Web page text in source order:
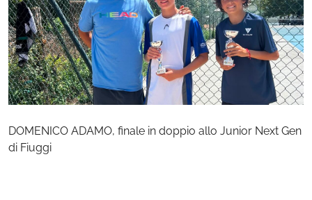
DOMENICO ADAMO, finale in doppio allo Junior Next Gen
di Fiuggi